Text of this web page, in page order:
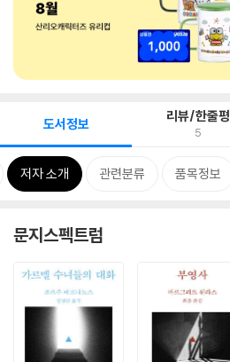
도서정보 리뷰/한줄평
5
저자 소개 관련분류 품목정보
문지스펙트럼